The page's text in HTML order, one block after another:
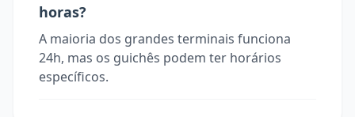
horas?
A maioria dos grandes terminais funciona
24h, mas os guichês podem ter horários
específicos.